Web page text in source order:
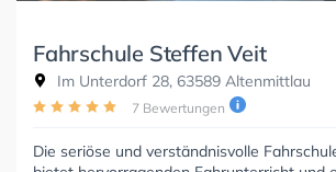
Fahrschule Steffen Veit
Im Unterdorf 28, 63589 Altenmittlau
7 Bewertungen
Die seriöse und verständnisvolle